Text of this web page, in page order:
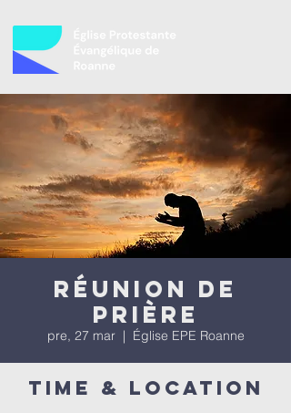
Réunion de
prière
pre, 27 mar
  |
Église EPE Roanne
Time & Location